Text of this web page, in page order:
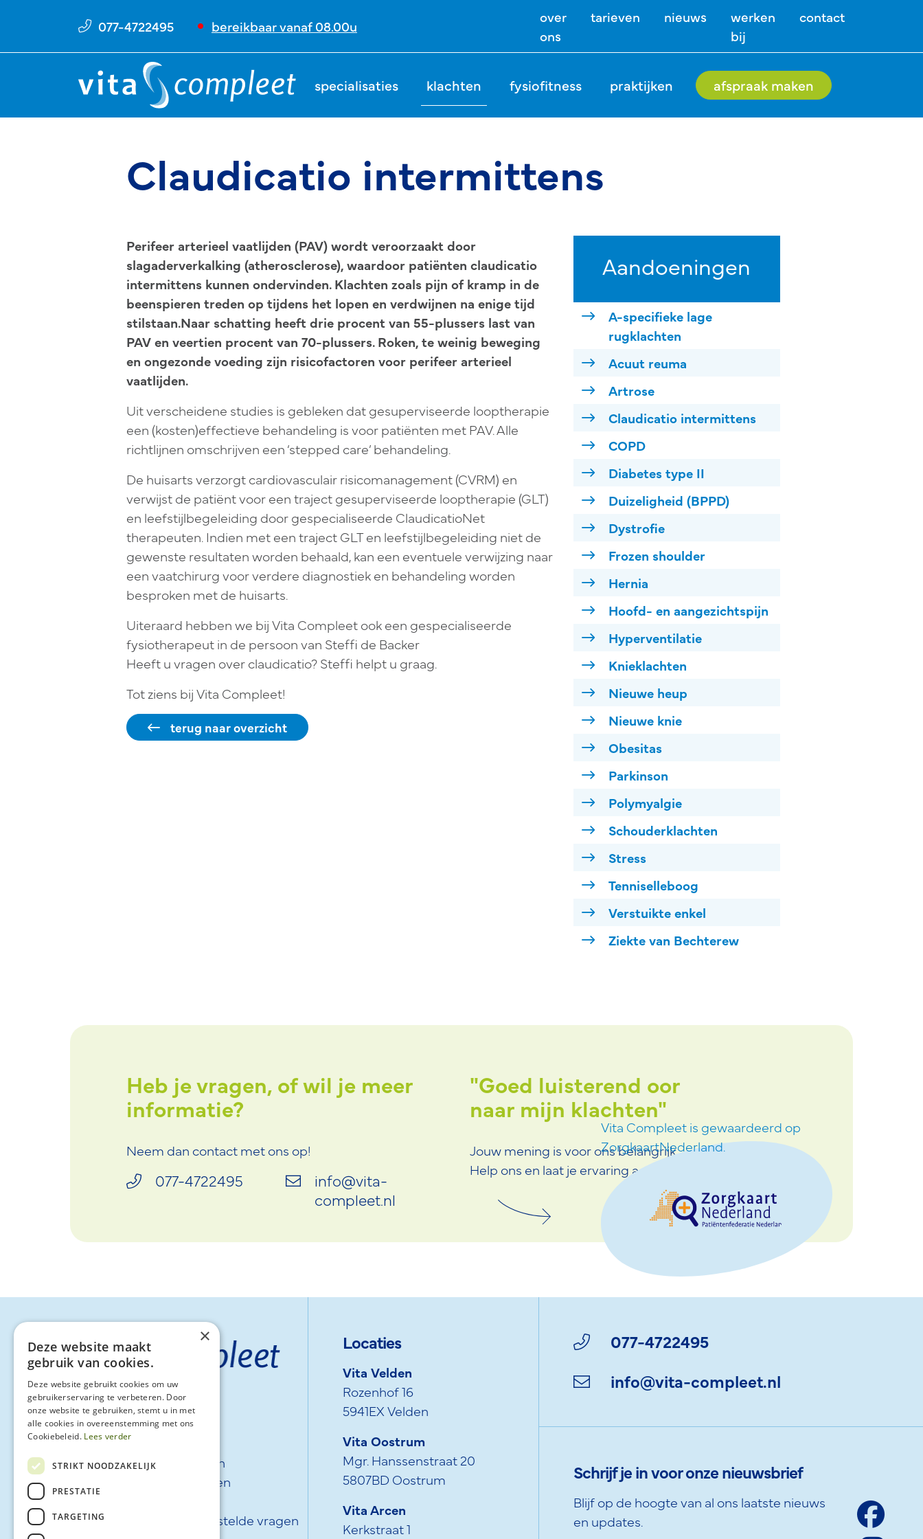
077-4722495 bereikbaar vanaf 08.00u
over
ons
tarieven nieuws
werken
bij
contact
specialisaties klachten fysiofitness praktijken afspraak maken
Claudicatio intermittens
Perifeer arterieel vaatlijden (PAV) wordt veroorzaakt door
slagaderverkalking (atherosclerose), waardoor patiënten claudicatio
intermittens kunnen ondervinden. Klachten zoals pijn of kramp in de
beenspieren treden op tijdens het lopen en verdwijnen na enige tijd
stilstaan.Naar schatting heeft drie procent van 55-plussers last van
PAV en veertien procent van 70-plussers. Roken, te weinig beweging
en ongezonde voeding zijn risicofactoren voor perifeer arterieel
vaatlijden.
Uit verscheidene studies is gebleken dat gesuperviseerde looptherapie
een (kosten)effectieve behandeling is voor patiënten met PAV. Alle
richtlijnen omschrijven een ‘stepped care’ behandeling.
De huisarts verzorgt cardiovasculair risicomanagement (CVRM) en
verwijst de patiënt voor een traject gesuperviseerde looptherapie (GLT)
en leefstijlbegeleiding door gespecialiseerde ClaudicatioNet
therapeuten. Indien met een traject GLT en leefstijlbegeleiding niet de
gewenste resultaten worden behaald, kan een eventuele verwijzing naar
een vaatchirurg voor verdere diagnostiek en behandeling worden
besproken met de huisarts.
Uiteraard hebben we bij Vita Compleet ook een gespecialiseerde
fysiotherapeut in de persoon van Steffi de Backer
Heeft u vragen over claudicatio? Steffi helpt u graag.
Tot ziens bij Vita Compleet!
terug naar overzicht
Aandoeningen
A-specifieke lage
rugklachten
Acuut reuma
Artrose
Claudicatio intermittens
COPD
Diabetes type II
Duizeligheid (BPPD)
Dystrofie
Frozen shoulder
Hernia
Hoofd- en aangezichtspijn
Hyperventilatie
Knieklachten
Nieuwe heup
Nieuwe knie
Obesitas
Parkinson
Polymyalgie
Schouderklachten
Stress
Tenniselleboog
Verstuikte enkel
Ziekte van Bechterew
Heb je vragen, of wil je meer
informatie?
Neem dan contact met ons op!
077-4722495
info@vita-
compleet.nl
luisterend oor
klachten"
"Ik ben heel fijn
geholpen. Ga zo door!"
"Goed luisterend oor
naar mijn klachten"
Jouw mening is voor ons belangrijk
Help ons en laat je ervaring achter.
Vita Compleet is gewaardeerd op
ZorgkaartNederland.
Tarieven
Klachten
Praktijken
Over ons
Werken bij
Veel gestelde vragen
Locaties
Vita Velden
Rozenhof 16
5941EX Velden
Vita Oostrum
Mgr. Hanssenstraat 20
5807BD Oostrum
Vita Arcen
Kerkstraat 1
077-4722495
info@vita-compleet.nl
Schrijf je in voor onze nieuwsbrief
Blijf op de hoogte van al ons laatste nieuws
en updates.
×
Deze website maakt
gebruik van cookies.
Deze website gebruikt cookies om uw
gebruikerservaring te verbeteren. Door
onze website te gebruiken, stemt u in met
alle cookies in overeenstemming met ons
Cookiebeleid. Lees verder
STRIKT NOODZAKELIJK
PRESTATIE
TARGETING